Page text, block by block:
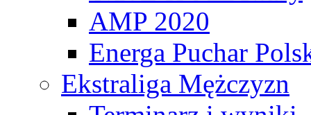
AMP 2020
Energa Puchar
Ekstraliga Mężczyzn